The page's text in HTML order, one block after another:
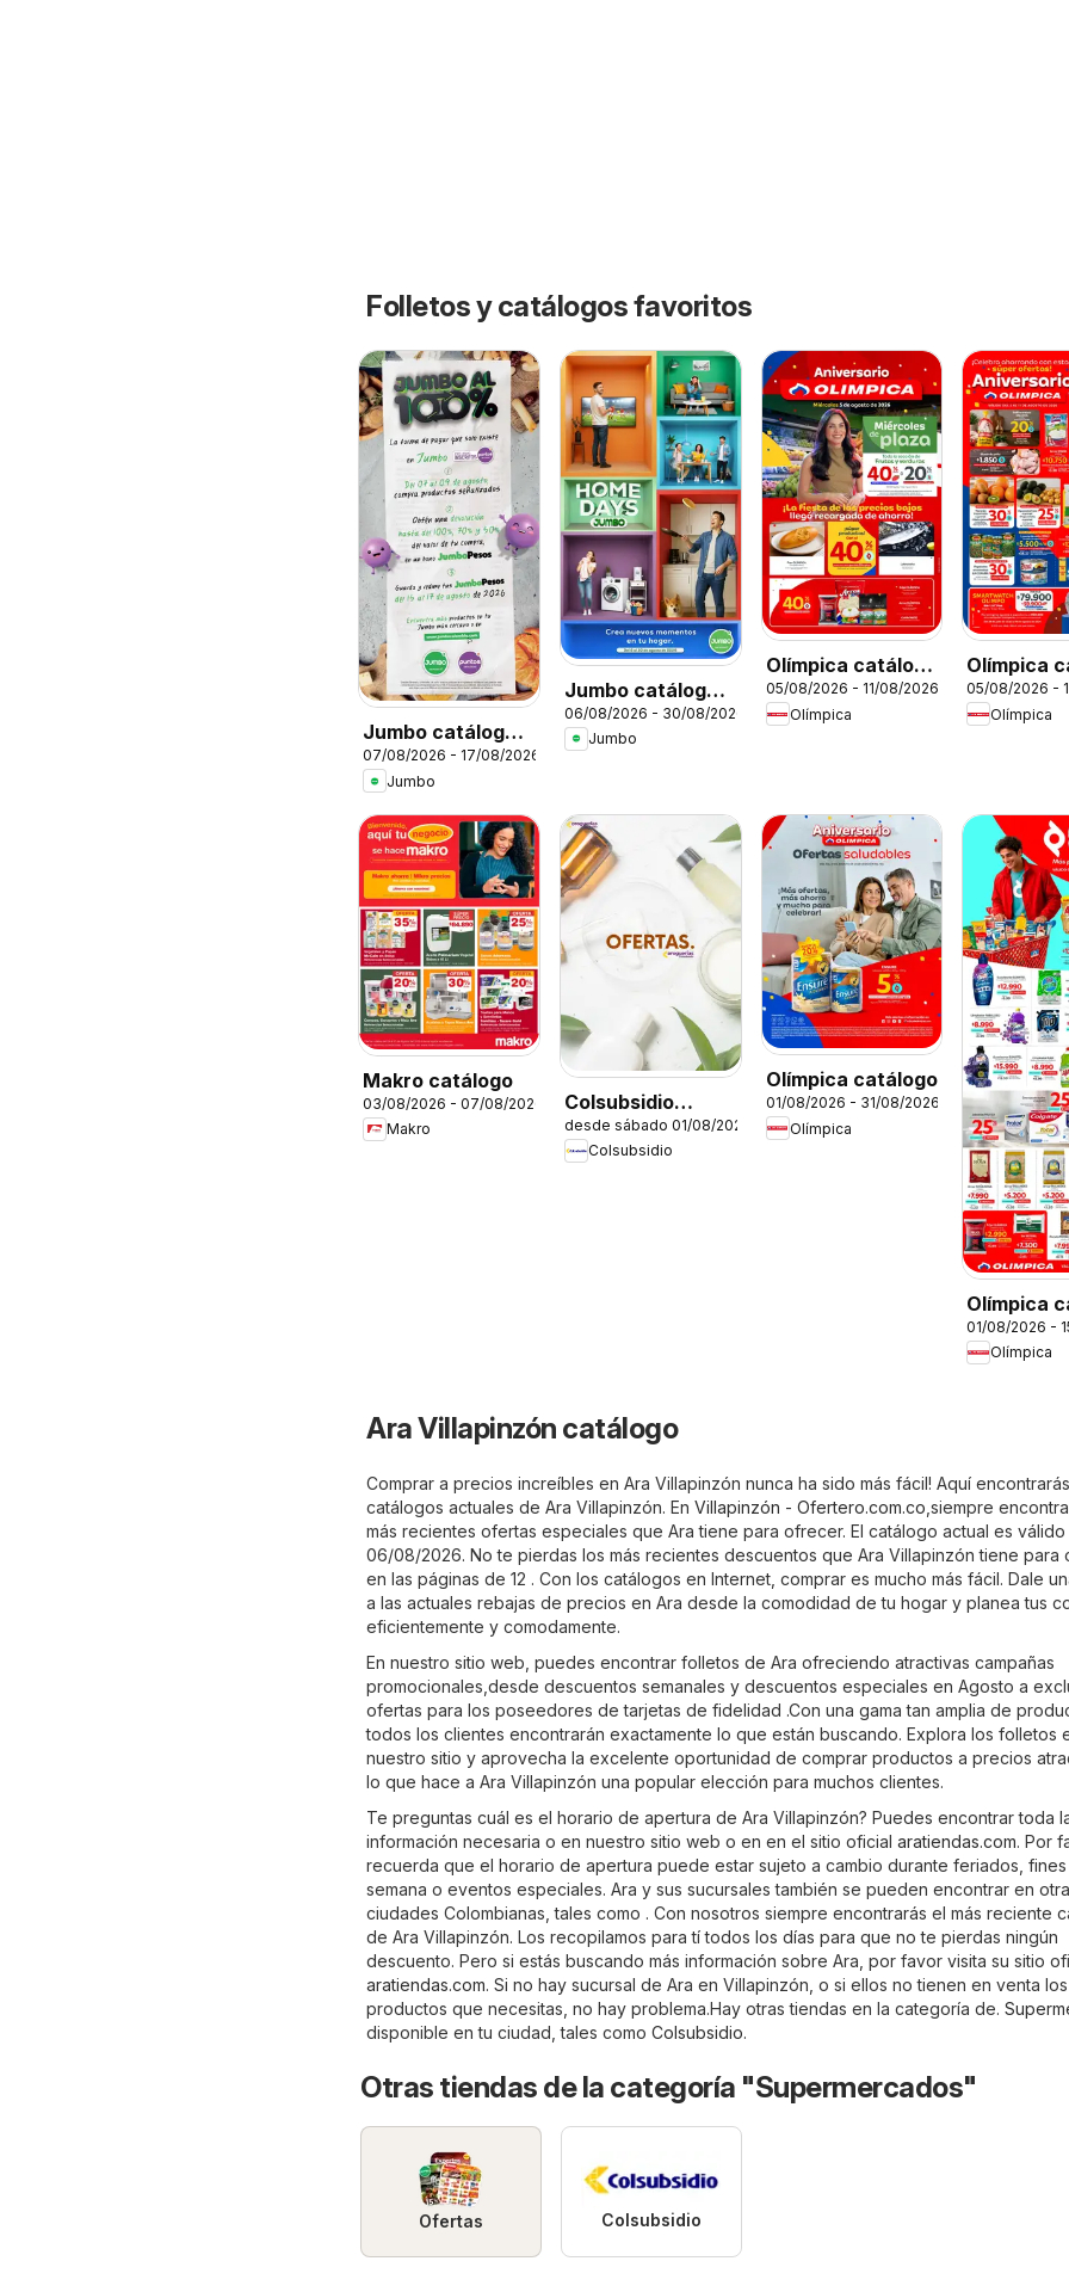
Folletos y catálogos favoritos
Jumbo catálogo
al 100
07/08/2026 - 17/08/2026
Jumbo
Jumbo catálogo
Home days
06/08/2026 - 30/08/2026
Jumbo
Olímpica catálogo
Miércoles de
Plaza
05/08/2026 - 11/08/2026
Olímpica
Olímpica
05/08/2026 -
Olímpica
Makro catálogo
03/08/2026 - 07/08/2026
Makro
Colsubsidio
catálogo
desde sábado 01/08/2026
Colsubsidio
Olímpica catálogo
01/08/2026 - 31/08/2026
Olímpica
Olímpica
Más
ahorro
01/08/2026 -
Olímpica
Ara Villapinzón catálogo
Comprar a precios increíbles en Ara Villapinzón nunca ha sido más fácil! Aquí encontrarás
catálogos actuales de Ara Villapinzón. En Villapinzón - Ofertero.com.co ,siempre
más recientes ofertas especiales que Ara tiene para ofrecer. El catálogo actual es
06/08/2026. No te pierdas los más recientes descuentos que Ara Villapinzón tiene para
en las páginas de 12 . Con los catálogos en Internet, comprar es mucho más fácil. Dale
a las actuales rebajas de precios en Ara desde la comodidad de tu hogar y planea tus
eficientemente y comodamente.
En nuestro sitio web, puedes encontrar folletos de Ara ofreciendo atractivas campañas
promocionales,desde descuentos semanales y descuentos especiales en Agosto a
ofertas para los poseedores de tarjetas de fidelidad .Con una gama tan amplia de
todos los clientes encontrarán exactamente lo que están buscando. Explora los folletos
nuestro sitio y aprovecha la excelente oportunidad de comprar productos a precios
lo que hace a Ara Villapinzón una popular elección para muchos clientes.
Te preguntas cuál es el horario de apertura de Ara Villapinzón? Puedes encontrar toda
información necesaria o en nuestro sitio web o en en el sitio oficial aratiendas.com. Por
recuerda que el horario de apertura puede estar sujeto a cambio durante feriados,
semana o eventos especiales. Ara y sus sucursales también se pueden encontrar en
ciudades Colombianas, tales como . Con nosotros siempre encontrarás el más reciente
de Ara Villapinzón. Los recopilamos para tí todos los días para que no te pierdas ningún
descuento. Pero si estás buscando más información sobre Ara, por favor visita su sitio
aratiendas.com. Si no hay sucursal de Ara en Villapinzón, o si ellos no tienen en venta los
productos que necesitas, no hay problema.Hay otras tiendas en la categoría de.
disponible en tu ciudad, tales como Colsubsidio.
Otras tiendas de la categoría "Supermercados"
Ofertas Colsubsidio